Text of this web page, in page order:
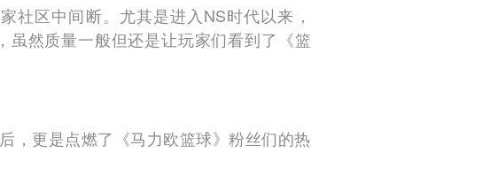
社区中间断。尤其是进入NS时代以来，
虽然质量一般但还是让玩家们看到了《篮
，更是点燃了《马力欧篮球》粉丝们的热